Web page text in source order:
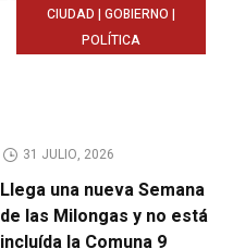
CIUDAD | GOBIERNO |
POLÍTICA
31 JULIO, 2026
Llega una nueva Semana
de las Milongas y no está
incluída la Comuna 9